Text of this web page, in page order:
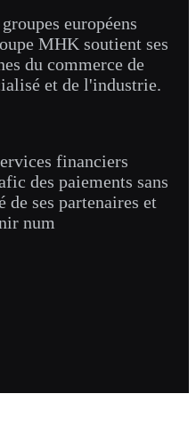
européens
MHK soutient ses
du commerce de
et de l'industrie.
financiers
des paiements sans
ses partenaires et
num